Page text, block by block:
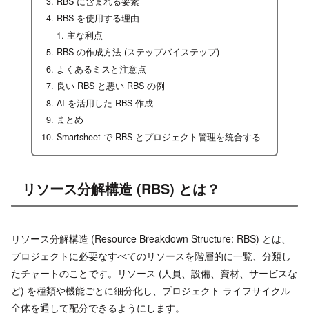
RBS を使用する理由
主な利点
RBS の作成方法 (ステップバイステップ)
よくあるミスと注意点
良い RBS と悪い RBS の例
AI を活用した RBS 作成
まとめ
Smartsheet で RBS とプロジェクト管理を統合する
リソース分解構造 (RBS) とは？
リソース分解構造 (Resource Breakdown Structure: RBS) とは、
プロジェクトに必要なすべてのリソースを階層的に一覧、分類し
たチャートのことです。リソース (人員、設備、資材、サービスな
ど) を種類や機能ごとに細分化し、プロジェクト ライフサイクル
全体を通して配分できるようにします。